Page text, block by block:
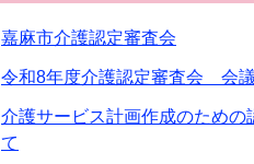
嘉麻市介護認定審査会
令和8年度介護認定審査会 会
介護サービス計画作成のため
て